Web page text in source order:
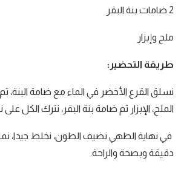
2 ضامات بنة البقر
ملح وإبزار
طريقة التحضير:
نسلق القرع الأخضر في الماء مع ضامة البنة،
الملح، الإبزار ثم ضامة بنة البقر، نترك الكل على نار
دقيقة وبصحة والراحة.